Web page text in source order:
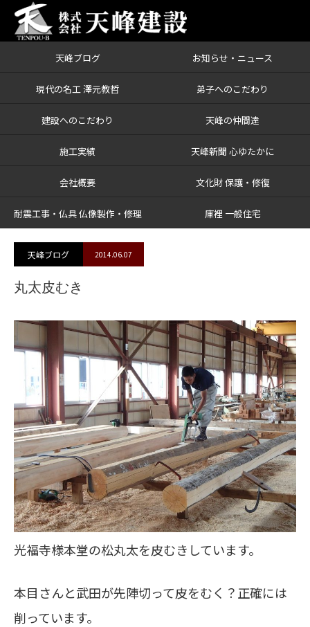
天峰ブログ お知らせ・ニュース
現代の名工 澤元教哲 弟子へのこだわり
建設へのこだわり 天峰の仲間達
施工実績 天峰新聞 心ゆたかに
会社概要 文化財 保護・修復
耐震工事・仏具 仏像製作・修理 庫裡 一般住宅
ブログ 丸太皮むき
天峰ブログ 2014.06.07
丸太皮むき
光福寺様本堂の松丸太を皮むきしています。
本目さんと武田が先陣切って皮をむく？正確には
削っています。